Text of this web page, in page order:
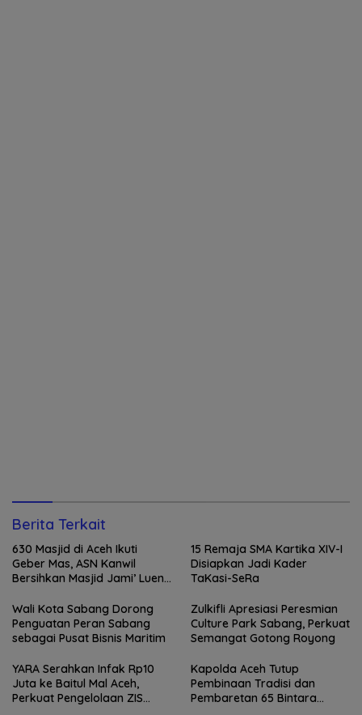
Berita Terkait
630 Masjid di Aceh Ikuti
Geber Mas, ASN Kanwil
Bersihkan Masjid Jami’ Lueng
15 Remaja SMA Kartika XIV-I
Disiapkan Jadi Kader
TaKasi-SeRa
Wali Kota Sabang Dorong
Penguatan Peran Sabang
sebagai Pusat Bisnis Maritim
Zulkifli Apresiasi Peresmian
Culture Park Sabang, Perkuat
Semangat Gotong Royong
YARA Serahkan Infak Rp10
Juta ke Baitul Mal Aceh,
Perkuat Pengelolaan ZIS
Kapolda Aceh Tutup
Pembinaan Tradisi dan
Pembaretan 65 Bintara